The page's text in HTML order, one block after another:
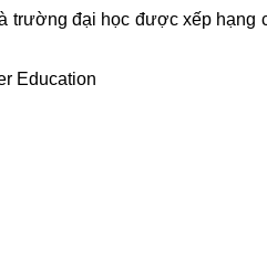
trường đại học được xếp hạng
Education